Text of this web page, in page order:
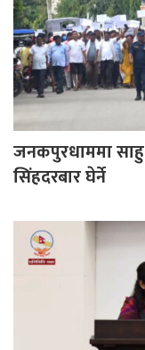
जनकपुरधाममा
सिंहदरबार घेर्ने